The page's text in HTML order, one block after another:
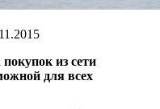
из сети
для всех